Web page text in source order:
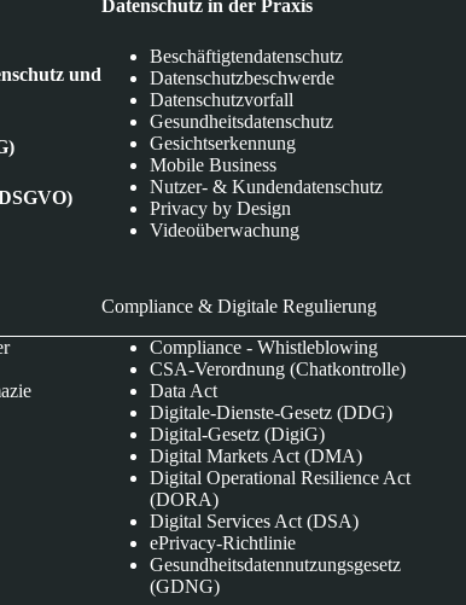
und
Datenschutz in der Praxis
Beschäftigtendatenschutz
Datenschutzbeschwerde
Datenschutzvorfall
Gesundheitsdatenschutz
Gesichtserkennung
Mobile Business
Nutzer- & Kundendatenschutz
Privacy by Design
Videoüberwachung
Compliance & Digitale Regulierung
Compliance - Whistleblowing
CSA-Verordnung (Chatkontrolle)
Data Act
Digitale-Dienste-Gesetz (DDG)
Digital-Gesetz (DigiG)
Digital Markets Act (DMA)
Digital Operational Resilience Act
(DORA)
Digital Services Act (DSA)
ePrivacy-Richtlinie
Gesundheitsdatennutzungsgesetz
(GDNG)